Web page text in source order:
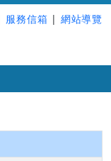
服務信箱 | 網站導覽